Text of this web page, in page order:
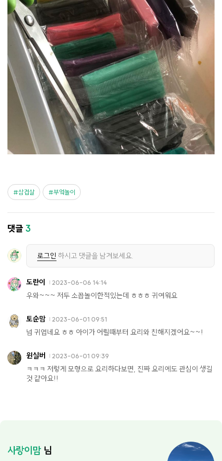
삼겹살 부엌놀이
댓글 3
로그인 하시고 댓글을 남겨보세요.
도란이 2023-06-06 14:14
우와~~~ 저두 소꼽놀이한적있는데 ㅎㅎㅎ 귀여워요
토순맘 2023-06-01 09:51
넘 귀엽네요 ㅎㅎ 아이가 어릴때부터 요리와 친해지겠어요~~!
윈실버 2023-06-01 09:39
ㅋㅋㅋ 저렇게 모형으로 요리하다보면, 진짜 요리에도 관심이 생길
것 같아요!!
사랑이맘 님